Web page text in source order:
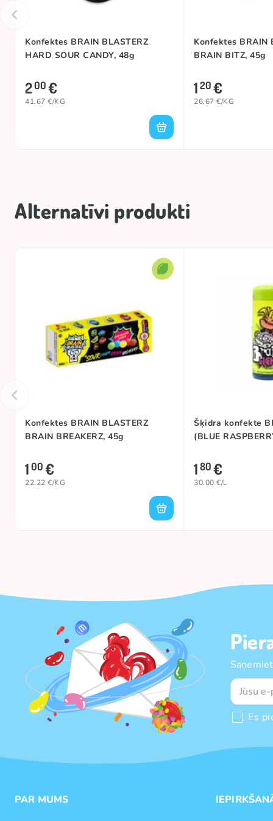
Konfektes BRAIN BLASTERZ
HARD SOUR CANDY, 48g
200€
41.67 €/KG
Konfektes BRAIN
BRAIN BITZ, 45g
120€
26.67 €/KG
Alternatīvi produkti
Konfektes BRAIN BLASTERZ
BRAIN BREAKERZ, 45g
100€
22.22 €/KG
Šķidra konfekte
(BLUE
180€
30.00 €/L
Es
PAR MUMS